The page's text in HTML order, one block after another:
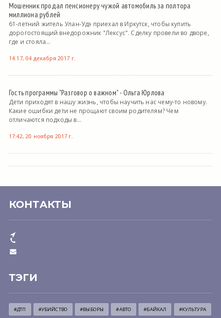
Мошенник продал пенсионеру чужой автомобиль за полтора
миллиона рублей
61-летний житель Улан-Удэ приехал в Иркутск, чтобы купить
дорогостоящий внедорожник "Лексус". Сделку провели во дворе,
где и стояла...
14:17, 04 декабря 2017 г.
Гость программы "Разговор о важном" - Ольга Юрлова
Дети приходят в нашу жизнь, чтобы научить нас чему-то новому.
Какие ошибки дети не прощают своим родителям? Чем
отличаются подходы в...
17:42, 20 ноября 2017 г.
КОНТАКТЫ
ТЭГИ
#ДТП #УБИЙСТВО #ВЫБОРЫ #АВТО #БАЙКАЛ #КУЛЬТУРА